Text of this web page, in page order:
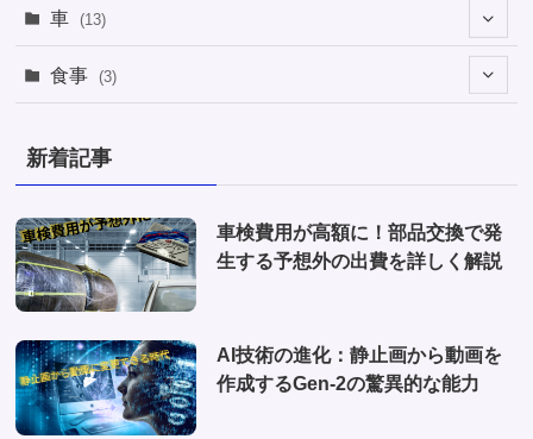
(1)
(6)
車 (13)
(1)
(1)
(2)
(4)
食事 (3)
新着記事
車検費用が高額に！部品交換で発
生する予想外の出費を詳しく解説
AI技術の進化：静止画から動画を
作成するGen-2の驚異的な能力